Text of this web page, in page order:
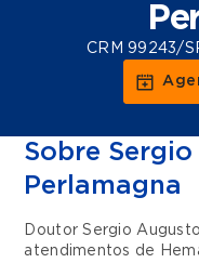
CRM 99243/
Sobre
Perlamagna
Doutor Sergio
atendimentos de